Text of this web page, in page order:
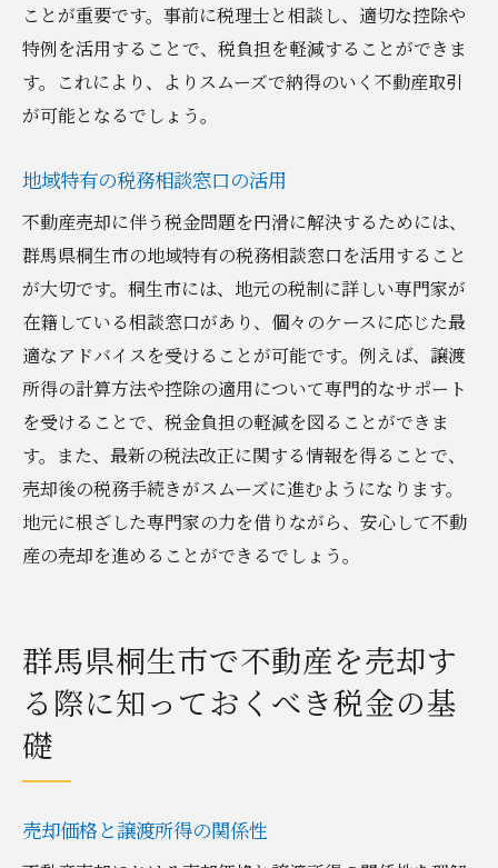
ことが重要です。事前に税理士と相談し、適切な控除や
特例を活用することで、税負担を軽減することができま
す。これにより、よりスムーズで納得のいく不動産取引
が可能となるでしょう。
地域特有の税務相談窓口の活用
不動産売却に伴う税金問題を円滑に解決するためには、
群馬県桐生市の地域特有の税務相談窓口を活用すること
が大切です。桐生市には、地元の税制に詳しい専門家が
在籍している相談窓口があり、個々のケースに応じた最
適なアドバイスを受けることが可能です。例えば、譲渡
所得の計算方法や控除の適用について専門的なサポート
を受けることで、税金負担の軽減を図ることができま
す。また、最新の税法改正に関する情報を得ることで、
売却後の税務手続きがスムーズに進むようになります。
地元に根ざした専門家の力を借りながら、安心して不動
産の売却を進めることができるでしょう。
群馬県桐生市で不動産を売却す
る際に知っておくべき税金の基
礎
売却価格と譲渡所得の関係性